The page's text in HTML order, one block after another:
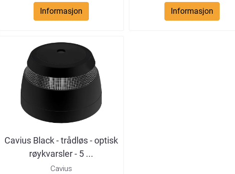
Informasjon Informasjon
Cavius Black - trådløs - optisk
røykvarsler - 5 ...
Cavius